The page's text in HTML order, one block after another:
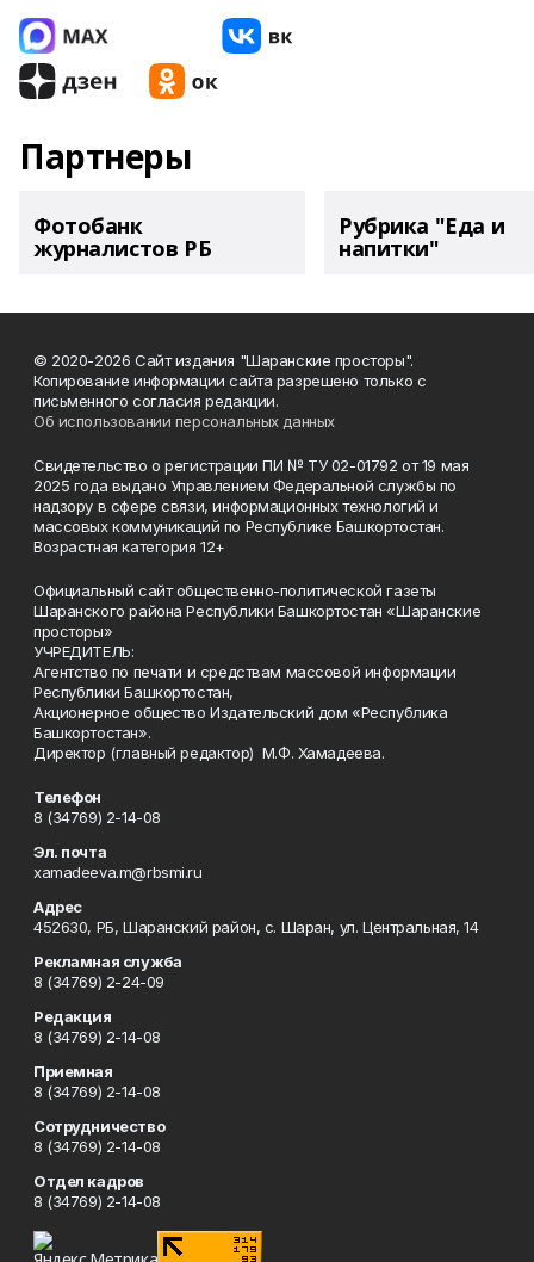
Партнеры
Фотобанк
журналистов РБ
Рубрика "Еда и
напитки"
© 2020-2026 Сайт издания "Шаранские просторы".
Копирование информации сайта разрешено только с
письменного согласия редакции.
Об использовании персональных данных
Свидетельство о регистрации ПИ № ТУ 02-01792 от 19 мая
2025 года выдано Управлением Федеральной службы по
надзору в сфере связи, информационных технологий и
массовых коммуникаций по Республике Башкортостан.
Возрастная категория 12+
Официальный сайт общественно-политической газеты
Шаранского района Республики Башкортостан «Шаранские
просторы»
УЧРЕДИТЕЛЬ:
Агентство по печати и средствам массовой информации
Республики Башкортостан,
Акционерное общество Издательский дом «Республика
Башкортостан».
Директор (главный редактор) М.Ф. Хамадеева.
Телефон
8 (34769) 2-14-08
Эл. почта
xamadeeva.m@rbsmi.ru
Адрес
452630, РБ, Шаранский район, с. Шаран, ул. Центральная, 14
Рекламная служба
8 (34769) 2-24-09
Редакция
8 (34769) 2-14-08
Приемная
8 (34769) 2-14-08
Сотрудничество
8 (34769) 2-14-08
Отдел кадров
8 (34769) 2-14-08